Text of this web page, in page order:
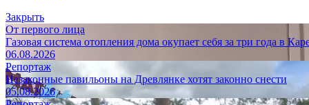
Закрыть
От первого лица
Газовая система отопления дома окупает себя за три года в
06.08.2026
Репортаж
Незаконные павильоны на Древлянке хотят законно снести
05.08.2026